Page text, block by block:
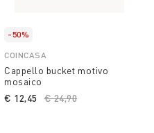
-50%
COINCASA
Cappello bucket motivo
mosaico
Price reduced from
€ 24,90
€ 12,45